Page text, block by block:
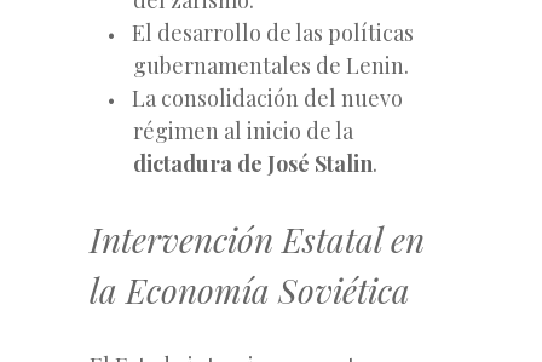
El desarrollo de las políticas
gubernamentales de Lenin.
La consolidación del nuevo
régimen al inicio de la
dictadura de José Stalin.
Intervención Estatal en
la Economía Soviética